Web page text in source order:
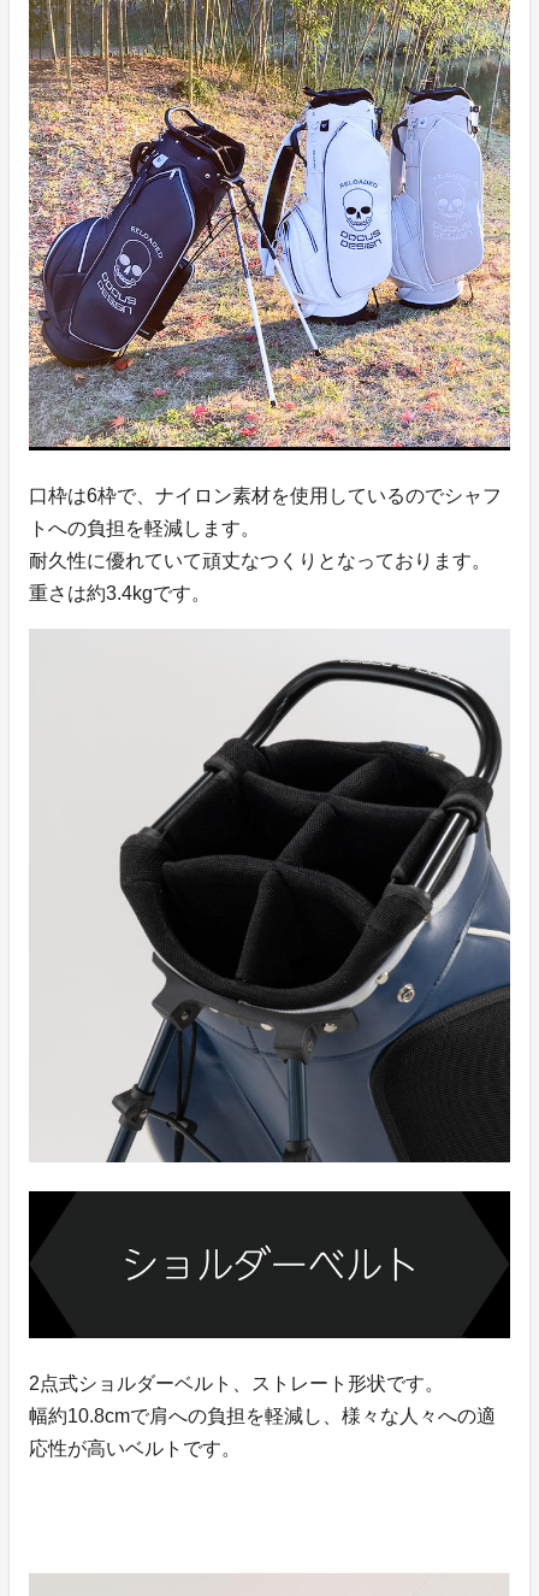
口枠は6枠で、ナイロン素材を使用しているのでシャフ
トへの負担を軽減します。
耐久性に優れていて頑丈なつくりとなっております。
重さは約3.4kgです。
2点式ショルダーベルト、ストレート形状です。
幅約10.8cmで肩への負担を軽減し、様々な人々への適
応性が高いベルトです。